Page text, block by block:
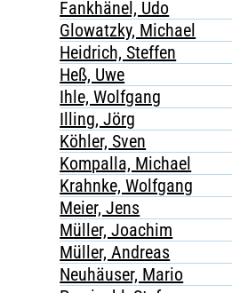
Fankhänel, Udo
Glowatzky, Michael
Heidrich, Steffen
Heß, Uwe
Ihle, Wolfgang
Illing, Jörg
Köhler, Sven
Kompalla, Michael
Krahnke, Wolfgang
Meier, Jens
Müller, Joachim
Müller, Andreas
Neuhäuser, Mario